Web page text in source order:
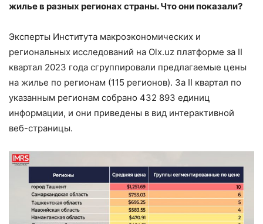
жилье в разных регионах страны. Что они показали?
Эксперты Института макроэкономических и
региональных исследований на Olx.uz платформе за II
квартал 2023 года сгруппировали предлагаемые цены
на жилье по регионам (115 регионов). За II квартал по
указанным регионам собрано 432 893 единиц
информации, и они приведены в вид интерактивной
веб-страницы.